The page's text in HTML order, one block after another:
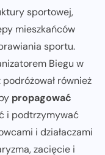
sportowej,
mieszkańców
sportu.
Biegu w
również
propagować
i podtrzymywać
i działaczami
zacięcie i